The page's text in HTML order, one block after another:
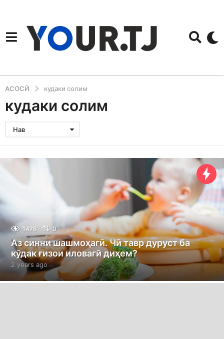
АСОСӢ кудаки солим
кудаки солим
Нав
1476 0
Аз синни шашмоҳагӣ. Чӣ тавр дуруст ба
кӯдак ғизои иловагӣ диҳем?
2 years ago2
y
e